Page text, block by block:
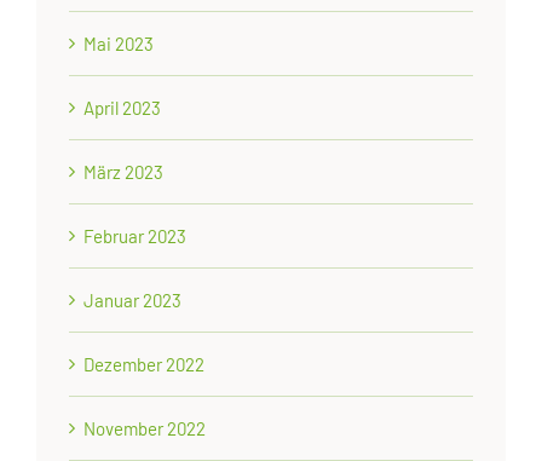
Mai 2023
April 2023
März 2023
Februar 2023
Januar 2023
Dezember 2022
November 2022